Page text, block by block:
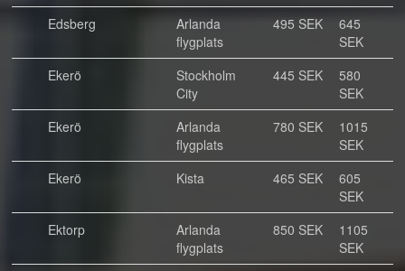
Edsberg
Arlanda
flygplats
495 SEK
645
SEK
Ekerö
Stockholm
City
445 SEK
580
SEK
Ekerö
Arlanda
flygplats
780 SEK
1015
SEK
Ekerö
Kista 465 SEK
605
SEK
Ektorp
Arlanda
flygplats
850 SEK
1105
SEK